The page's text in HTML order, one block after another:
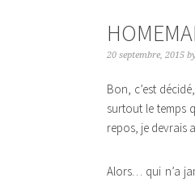
20 septembre, 2015
Bon, c’est
surtout le temps
repos, je devrais
Alors… qui n’a